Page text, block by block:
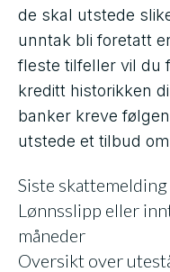
de skal utstede
unntak bli foretatt
fleste tilfeller vil du
kreditt historikken
banker kreve
utstede et tilbud
Siste skattemelding
Lønnsslipp eller
måneder
Oversikt over